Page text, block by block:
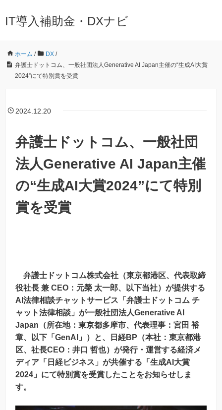
IT導入補助金・DXナビ
ホーム / DX /
弁護士ドットコム、一般社団法人Generative AI Japan主催の“生成AI大賞
2024”にて特別賞を受賞
2024.12.20
弁護士ドットコム、一般社団
法人Generative AI Japan主催
の“生成AI大賞2024”にて特別
賞を受賞
弁護士ドットコム株式会社（東京都港区、代表取締
役社長 兼 CEO：元榮 太一郎、以下当社）が提供する
AI法律相談チャットサービス「弁護士ドットコム チ
ャット法律相談」が一般社団法人Generative AI
Japan（所在地：東京都多摩市、代表理事：宮田 裕
章、以下「GenAI」）と、日経BP（本社：東京都港
区、社長CEO：井口 哲也）が発行・運営する経済メ
ディア「日経ビジネス」が共催する「生成AI大賞
2024」にて特別賞を受賞したことをお知らせしま
す。